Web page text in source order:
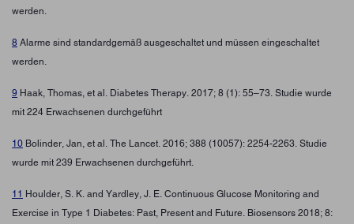
werden.
8 Alarme sind standardgemäß ausgeschaltet und müssen eingeschaltet
werden.
9 Haak, Thomas, et al. Diabetes Therapy. 2017; 8 (1): 55–73. Studie wurde
mit 224 Erwachsenen durchgeführt
10 Bolinder, Jan, et al. The Lancet. 2016; 388 (10057): 2254-2263. Studie
wurde mit 239 Erwachsenen durchgeführt.
11 Houlder, S. K. and Yardley, J. E. Continuous Glucose Monitoring and
Exercise in Type 1 Diabetes: Past, Present and Future. Biosensors 2018; 8: